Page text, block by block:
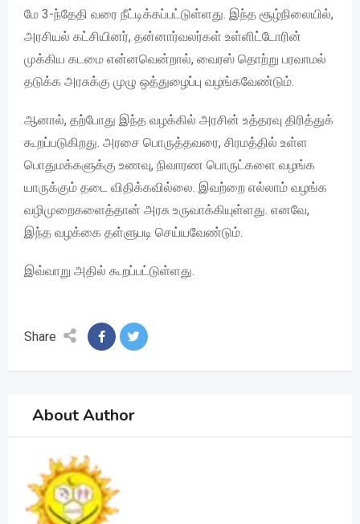
மே 3-ந்தேதி வரை நீட்டிக்கப்பட்டுள்ளது. இந்த சூழ்நிலையில்,
அரசியல் கட்சியினர், தன்னார்வலர்கள் உள்ளிட்டோரின்
முக்கிய கடமை என்னவென்றால், வைரஸ் தொற்று பரவாமல்
தடுக்க அரசுக்கு முழு ஒத்துழைப்பு வழங்கவேண்டும்.
ஆனால், தற்போது இந்த வழக்கில் அரசின் உத்தரவு திரித்துக்
கூறப்படுகிறது. அரசை பொருத்தவரை, சிரமத்தில் உள்ள
பொதுமக்களுக்கு உணவு, நிவாரண பொருட்களை வழங்க
யாருக்கும் தடை விதிக்கவில்லை. இவற்றை எல்லாம் வழங்க
வழிமுறைகளைத்தான் அரசு உருவாக்கியுள்ளது. எனவே,
இந்த வழக்கை தள்ளுபடி செய்யவேண்டும்.
இவ்வாறு அதில் கூறப்பட்டுள்ளது.
Share
About Author